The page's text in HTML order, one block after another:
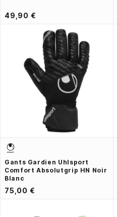
49,90 €
Gants Gardien Uhlsport
Comfort Absolutgrip HN Noir
Blanc
75,00 €